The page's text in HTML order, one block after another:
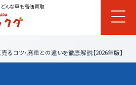
んな車も高価買取
るコツ・廃車との違いを徹底解説【2026年版】